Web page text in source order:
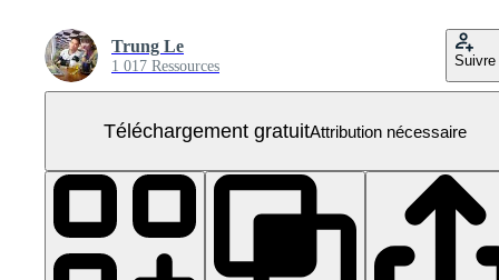
Trung Le
1 017 Ressources Suivre
Téléchargement gratuitAttribution nécessaire